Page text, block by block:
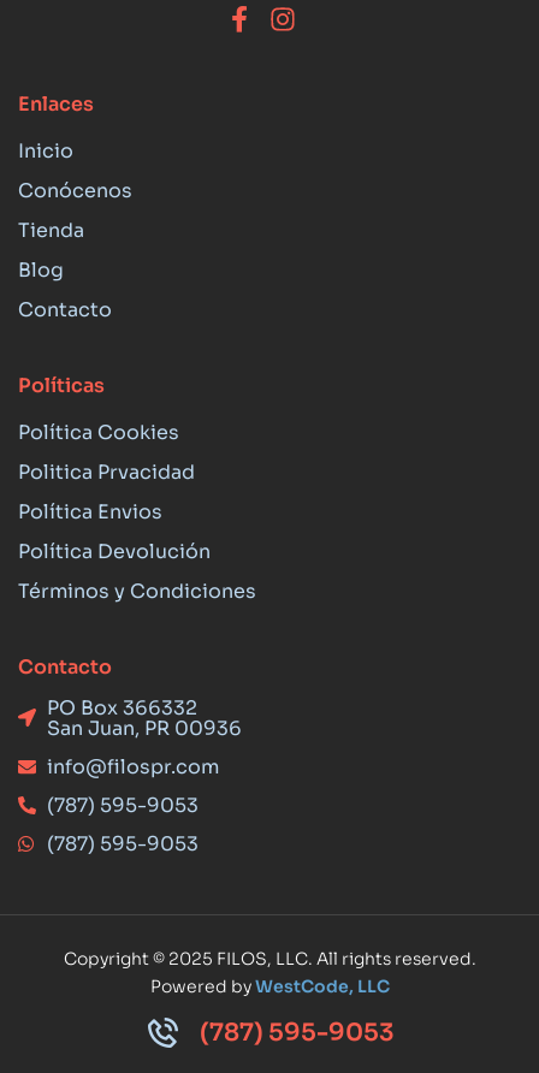
Enlaces
Inicio
Conócenos
Tienda
Blog
Contacto
Políticas
Política Cookies
Politica Prvacidad
Política Envios
Política Devolución
Términos y Condiciones
Contacto
PO Box 366332
San Juan, PR 00936
info@filospr.com
(787) 595-9053
(787) 595-9053
Copyright © 2025 FILOS, LLC. All rights reserved.
Powered byWestCode, LLC
(787) 595-9053